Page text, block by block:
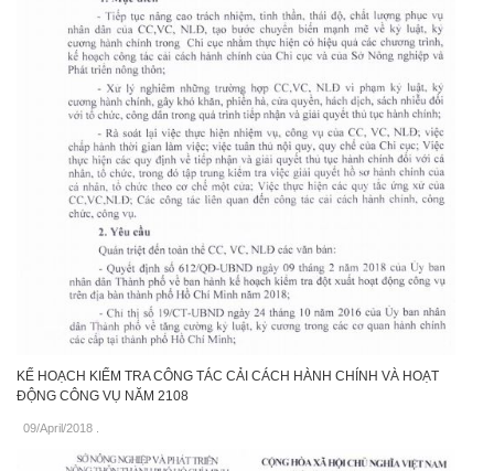
KẾ HOẠCH KIỂM TRA CÔNG TÁC CẢI CÁCH HÀNH CHÍNH VÀ HOẠT
ĐỘNG CÔNG VỤ NĂM 2108
09/April/2018